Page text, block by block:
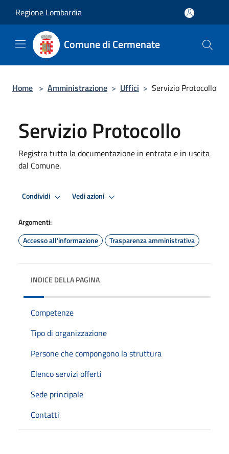
Regione Lombardia
Comune di Cermenate
Home > Amministrazione > Uffici > Servizio Protocollo
Servizio Protocollo
Registra tutta la documentazione in entrata e in uscita
dal Comune.
Condividi Vedi azioni
Argomenti:
Accesso all'informazione
Trasparenza amministrativa
INDICE DELLA PAGINA
Competenze
Tipo di organizzazione
Persone che compongono la struttura
Elenco servizi offerti
Sede principale
Contatti